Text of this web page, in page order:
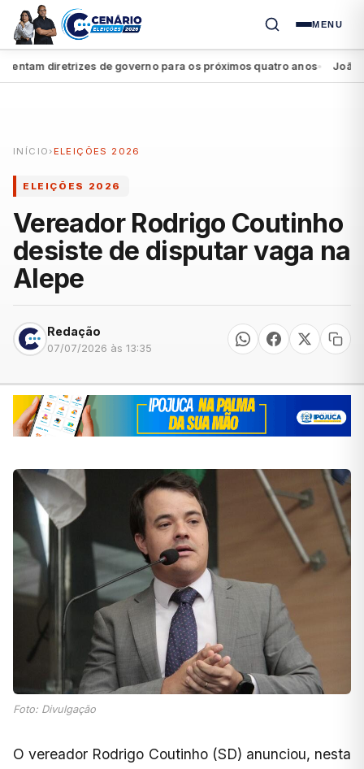
MENU
diretrizes de governo para os próximos quatro anos● João
INÍCIO ›ELEIÇÕES 2026
ELEIÇÕES 2026
Vereador Rodrigo Coutinho
desiste de disputar vaga na
Alepe
Redação
07/07/2026 às 13:35
Foto: Divulgação
O vereador Rodrigo Coutinho (SD) anunciou, nesta